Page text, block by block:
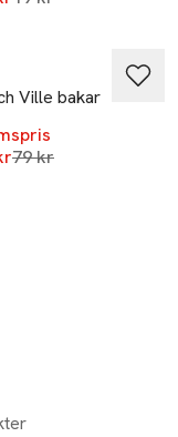
Ville bakar
Lägsta pris 30 dagar
79 kr